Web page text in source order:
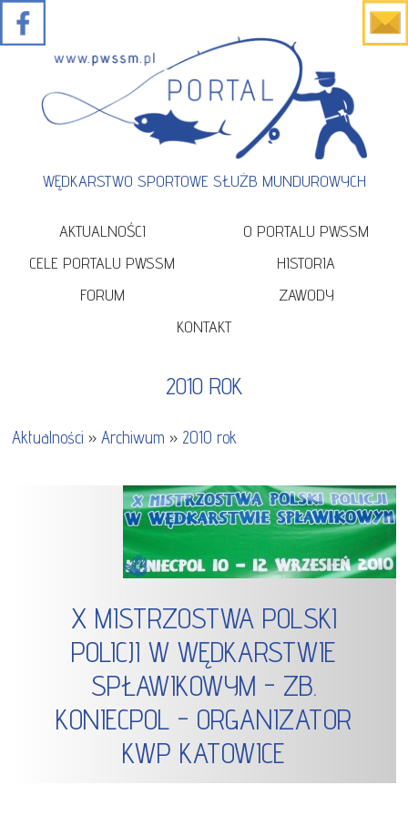
WĘDKARSTWO SPORTOWE SŁUŻB MUNDUROWYCH
AKTUALNOŚCI
O PORTALU PWSSM
CELE PORTALU PWSSM
HISTORIA
FORUM
ZAWODY
KONTAKT
2010 ROK
Aktualności »Archiwum » 2010 rok
X MISTRZOSTWA POLSKI
POLICJI W WĘDKARSTWIE
SPŁAWIKOWYM - ZB.
KONIECPOL - ORGANIZATOR
KWP KATOWICE